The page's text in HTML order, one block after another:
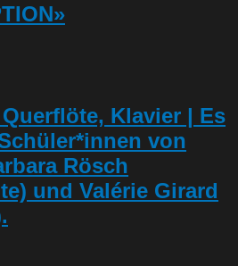
Klavier | Es
von
Rösch
und Valérie Girard